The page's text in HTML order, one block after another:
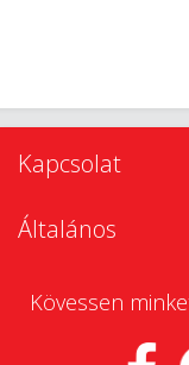
Kapcsolat
Általános
Kövessen